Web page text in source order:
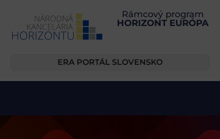
Rámcový program
HORIZONT EURÓPA
ERA PORTÁL SLOVENSKO